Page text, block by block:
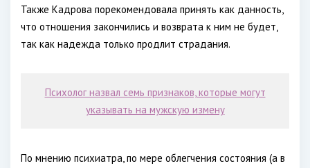
Также Кадрова порекомендовала принять как данность,
что отношения закончились и возврата к ним не будет,
так как надежда только продлит страдания.
Психолог назвал семь признаков, которые могут
указывать на мужскую измену
По мнению психиатра, по мере облегчения состояния (а в